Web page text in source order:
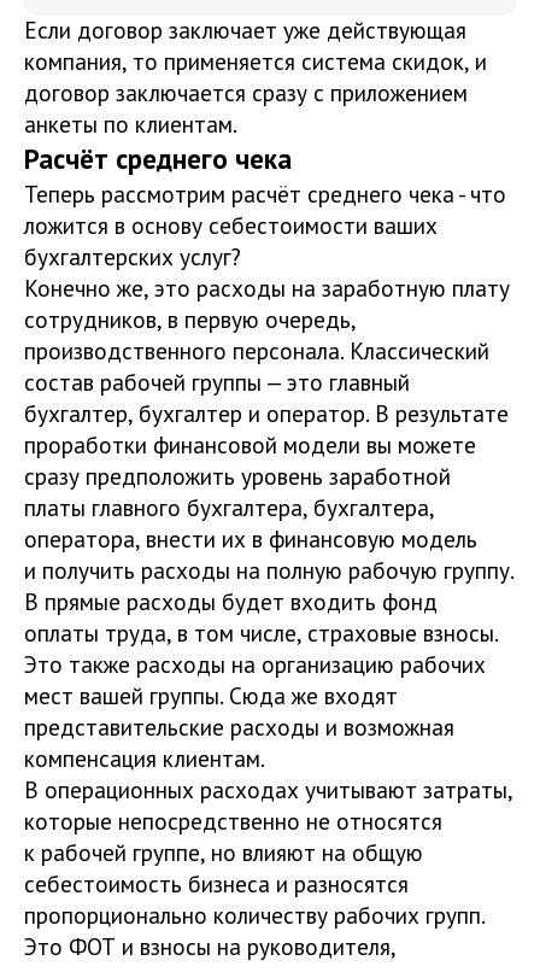
Если договор заключает уже действующая
компания, то применяется система скидок, и
договор заключается сразу с приложением
анкеты по клиентам.
Расчёт среднего чека
Теперь рассмотрим расчёт среднего чека - что
ложится в основу себестоимости ваших
бухгалтерских услуг?
Конечно же, это расходы на заработную плату
сотрудников, в первую очередь,
производственного персонала. Классический
состав рабочей группы — это главный
бухгалтер, бухгалтер и оператор. В результате
проработки финансовой модели вы можете
сразу предположить уровень заработной
платы главного бухгалтера, бухгалтера,
оператора, внести их в финансовую модель
и получить расходы на полную рабочую группу.
В прямые расходы будет входить фонд
оплаты труда, в том числе, страховые взносы.
Это также расходы на организацию рабочих
мест вашей группы. Сюда же входят
представительские расходы и возможная
компенсация клиентам.
В операционных расходах учитывают затраты,
которые непосредственно не относятся
к рабочей группе, но влияют на общую
себестоимость бизнеса и разносятся
пропорционально количеству рабочих групп.
Это ФОТ и взносы на руководителя,